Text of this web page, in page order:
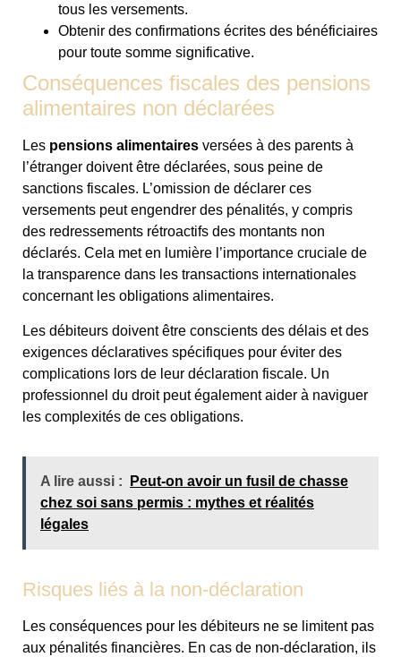
tous les versements.
Obtenir des confirmations écrites des bénéficiaires
pour toute somme significative.
Conséquences fiscales des pensions
alimentaires non déclarées
Les pensions alimentaires versées à des parents à
l’étranger doivent être déclarées, sous peine de
sanctions fiscales. L’omission de déclarer ces
versements peut engendrer des pénalités, y compris
des redressements rétroactifs des montants non
déclarés. Cela met en lumière l’importance cruciale de
la transparence dans les transactions internationales
concernant les obligations alimentaires.
Les débiteurs doivent être conscients des délais et des
exigences déclaratives spécifiques pour éviter des
complications lors de leur déclaration fiscale. Un
professionnel du droit peut également aider à naviguer
les complexités de ces obligations.
A lire aussi :
Peut-on avoir un fusil de chasse
chez soi sans permis : mythes et réalités
légales
Risques liés à la non-déclaration
Les conséquences pour les débiteurs ne se limitent pas
aux pénalités financières. En cas de non-déclaration, ils